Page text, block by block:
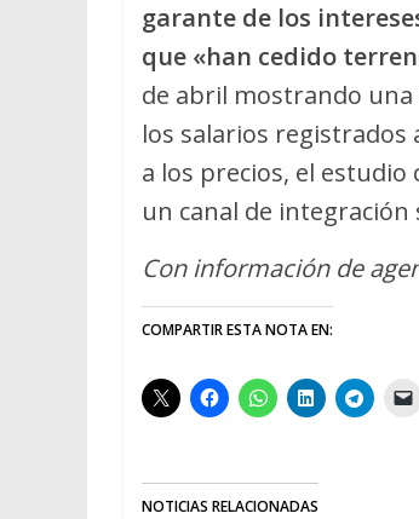
garante de los
que «han cedido
de abril mostrando una
los salarios registrados
a los precios, el
un canal de integración
Con información de
COMPARTIR ESTA NOTA EN:
NOTICIAS RELACIONADAS